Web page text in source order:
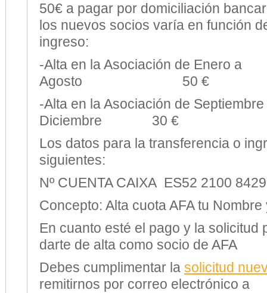
50€ a pagar por domiciliación
los nuevos socios varía en función
ingreso:
-Alta en la Asociación de Enero a
Agosto 50 €
-Alta en la Asociación de Septiembre
Diciembre 30 €
Los datos para la transferencia o
siguientes:
Nº CUENTA CAIXA ES52 2100
Concepto: Alta cuota AFA tu
En cuanto esté el pago y la solicitud
darte de alta como socio de AFA
Debes cumplimentar la solicitud
remitirnos por correo electrónico a